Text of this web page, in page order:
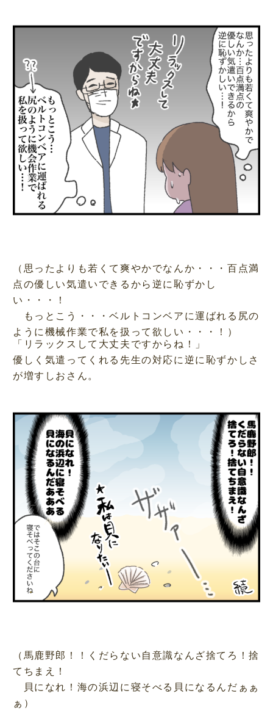
（思ったよりも若くて爽やかでなんか・・・百点満
点の優しい気遣いできるから逆に恥ずかし
い・・・！
もっとこう・・・ベルトコンベアに運ばれる尻の
ように機械作業で私を扱って欲しい・・・！）
「リラックスして大丈夫ですからね！」
優しく気遣ってくれる先生の対応に逆に恥ずかしさ
が増すしおさん。
（馬鹿野郎！！くだらない自意識なんざ捨てろ！捨
てちまえ！
貝になれ！海の浜辺に寝そべる貝になるんだぁぁ
ぁ）